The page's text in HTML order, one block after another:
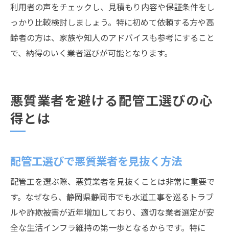
利用者の声をチェックし、見積もり内容や保証条件をし
っかり比較検討しましょう。特に初めて依頼する方や高
齢者の方は、家族や知人のアドバイスも参考にすること
で、納得のいく業者選びが可能となります。
悪質業者を避ける配管工選びの心
得とは
配管工選びで悪質業者を見抜く方法
配管工を選ぶ際、悪質業者を見抜くことは非常に重要で
す。なぜなら、静岡県静岡市でも水道工事を巡るトラブ
ルや詐欺被害が近年増加しており、適切な業者選定が安
全な生活インフラ維持の第一歩となるからです。特に